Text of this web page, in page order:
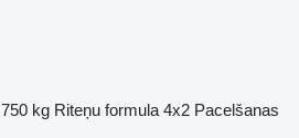
750 kg Riteņu formula 4x2 Pacelšanas